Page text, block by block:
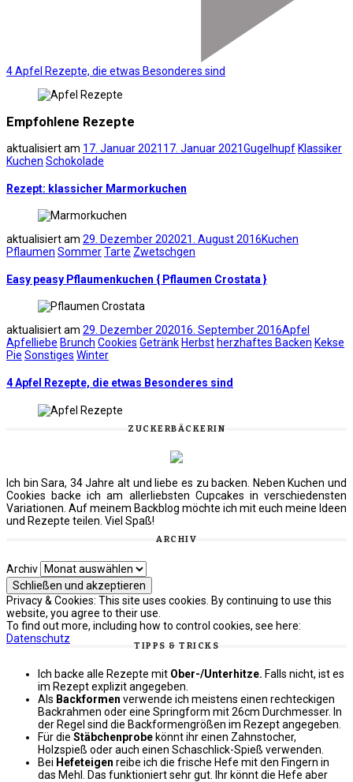
4 Apfel Rezepte, die etwas Besonderes sind
Empfohlene Rezepte
aktualisiert am 17. Januar 2021 17. Januar 2021Gugelhupf Klassiker
Kuchen Schokolade
Rezept: klassicher Marmorkuchen
aktualisiert am 29. Dezember 202021. August 2016Kuchen
Pflaumen SommerTarte Zwetschgen
Easy peasy Pflaumenkuchen { Pflaumen Crostata }
aktualisiert am 29. Dezember 202016. September 2016Apfel
Apfelliebe Brunch Cookies Getränk Herbst herzhaftes Backen Kekse
Pie Sonstiges Winter
4 Apfel Rezepte, die etwas Besonderes sind
ZUCKERBÄCKERIN
Ich bin Sara, 34 Jahre alt und liebe es zu backen. Neben Kuchen und
Cookies backe ich am allerliebsten Cupcakes in verschiedensten
Variationen. Auf meinem Backblog möchte ich mit euch meine Ideen
und Rezepte teilen. Viel Spaß!
ARCHIV
Archiv
Privacy & Cookies: This site uses cookies. By continuing to use this
website, you agree to their use.
To find out more, including how to control cookies, see here:
Datenschutz
TIPPS & TRICKS
Ich backe alle Rezepte mit Ober-/Unterhitze. Falls nicht, ist es
im Rezept explizit angegeben.
Als Backformen verwende ich meistens einen rechteckigen
Backrahmen oder eine Springform mit 26cm Durchmesser. In
der Regel sind die Backformengrößen im Rezept angegeben.
Für die Stäbchenprobe könnt ihr einen Zahnstocher,
Holzspieß oder auch einen Schaschlick-Spieß verwenden.
Bei Hefeteigen reibe ich die frische Hefe mit den Fingern in
das Mehl. Das funktioniert sehr gut. Ihr könnt die Hefe aber